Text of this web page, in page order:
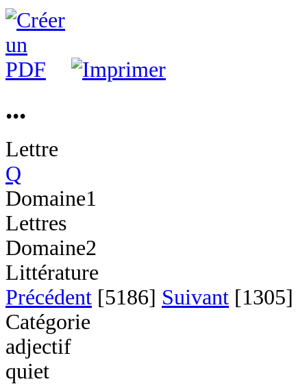
...
Lettre
Q
Domaine1
Lettres
Domaine2
Littérature
Précédent [5186] Suivant [1305]
Catégorie
adjectif
quiet